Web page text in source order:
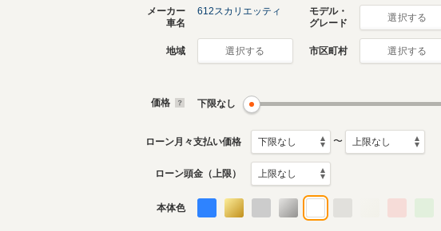
メーカー
車名
612スカリエッティ
モデル・
グレード
選択する
地域 選択する 市区町村 選択する
価格 下限なし
ローン月々支払い価格 〜
ローン頭金（上限）
本体色